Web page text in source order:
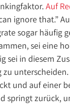
Auf
ignore that.”
sogar häufig
sei eine
sei in diesem
und auf einer
springt zurück,